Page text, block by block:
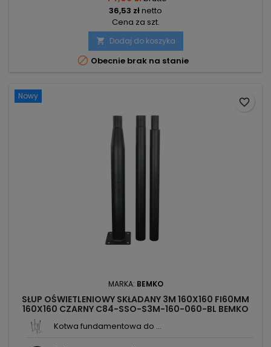
36,53 złnetto
Cena za szt.
 Dodaj do koszyka
 Obecnie brak na stanie
Nowy
MARKA: BEMKO
SŁUP OŚWIETLENIOWY SKŁADANY 3M 160X160 FI60MM
160X160 CZARNY C84-SSO-S3M-160-060-BL BEMKO
Kotwa fundamentowa do ...
favorite_border